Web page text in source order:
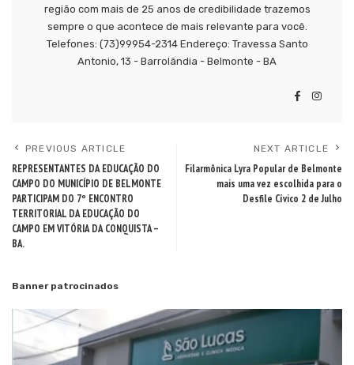
região com mais de 25 anos de credibilidade trazemos
sempre o que acontece de mais relevante para você.
Telefones: (73)99954-2314 Endereço: Travessa Santo
Antonio, 13 - Barrolândia - Belmonte - BA
PREVIOUS ARTICLE
REPRESENTANTES DA EDUCAÇÃO DO
CAMPO DO MUNICÍPIO DE BELMONTE
PARTICIPAM DO 7º ENCONTRO
TERRITORIAL DA EDUCAÇÃO DO
CAMPO EM VITÓRIA DA CONQUISTA –
BA.
NEXT ARTICLE
Filarmônica Lyra Popular de Belmonte
mais uma vez escolhida para o
Desfile Cívico 2 de Julho
Banner patrocinados